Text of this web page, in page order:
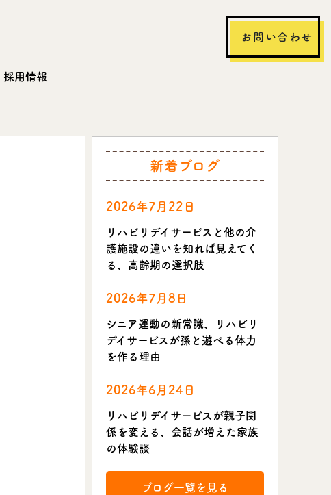
お問い合わせ
採用情報
新着ブログ
2026年7月22日
リハビリデイサービスと他の介
護施設の違いを知れば見えてく
る、高齢期の選択肢
2026年7月8日
シニア運動の新常識、リハビリ
デイサービスが孫と遊べる体力
を作る理由
2026年6月24日
リハビリデイサービスが親子関
係を変える、会話が増えた家族
の体験談
ブログ一覧を見る